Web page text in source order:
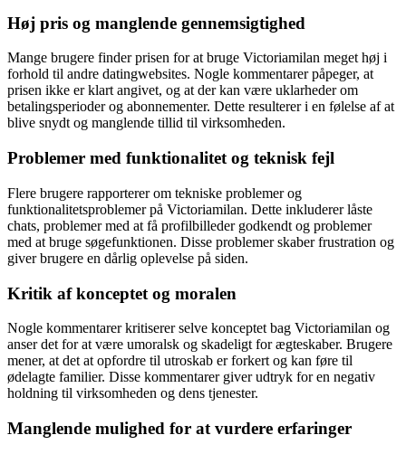
Høj pris og manglende gennemsigtighed
Mange brugere finder prisen for at bruge Victoriamilan meget høj i
forhold til andre datingwebsites. Nogle kommentarer påpeger, at
prisen ikke er klart angivet, og at der kan være uklarheder om
betalingsperioder og abonnementer. Dette resulterer i en følelse af at
blive snydt og manglende tillid til virksomheden.
Problemer med funktionalitet og teknisk fejl
Flere brugere rapporterer om tekniske problemer og
funktionalitetsproblemer på Victoriamilan. Dette inkluderer låste
chats, problemer med at få profilbilleder godkendt og problemer
med at bruge søgefunktionen. Disse problemer skaber frustration og
giver brugere en dårlig oplevelse på siden.
Kritik af konceptet og moralen
Nogle kommentarer kritiserer selve konceptet bag Victoriamilan og
anser det for at være umoralsk og skadeligt for ægteskaber. Brugere
mener, at det at opfordre til utroskab er forkert og kan føre til
ødelagte familier. Disse kommentarer giver udtryk for en negativ
holdning til virksomheden og dens tjenester.
Manglende mulighed for at vurdere erfaringer